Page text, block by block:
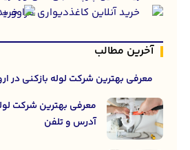
آخرین مطالب
معرفی بهترین شرکت لوله بازکنی در
معرفی بهترین شرکت
آدرس و تلفن